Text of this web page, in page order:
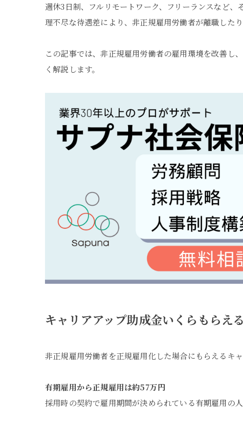
週休3日制、フルリモートワーク、フリーランスなど
理不尽な待遇差により、非正規雇用労働者が離職した
この記事では、非正規雇用労働者の雇用環境を改善し
く解説します。
キャリアアップ助成金いくらもらえ
非正規雇用労働者を正規雇用化した場合にもらえるキ
有期雇用から正規雇用は約57万円
採用時の契約で雇用期間が決められている有期雇用の